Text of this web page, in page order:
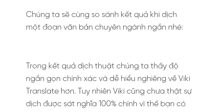
Chúng ta sẽ cùng so sánh kết quả khi dịch
một đoạn văn bản chuyên ngành ngắn nhé:
Trong kết quả dịch thuật chúng ta thấy độ
ngắn gọn chính xác và dễ hiểu nghiêng về Viki
Translate hơn. Tuy nhiên Viki cũng chưa thật sự
dịch được sát nghĩa 100% chính vì thế bạn có